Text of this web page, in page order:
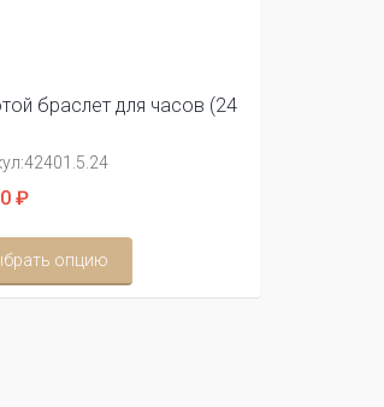
браслет для часов (24
42401.5.24
₽
опцию